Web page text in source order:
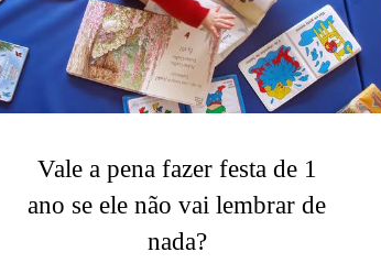
Vale a pena fazer festa de 1
ano se ele não vai lembrar de
nada?